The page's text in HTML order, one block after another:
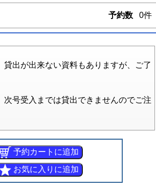
予約数 0件
出が出来ない資料もありますが、ご了
号受入までは貸出できませんのでご注